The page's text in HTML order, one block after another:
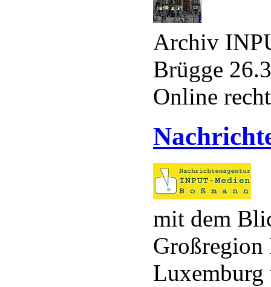
Archiv
Brügge
Online
mit dem
Großregion
Luxemburg